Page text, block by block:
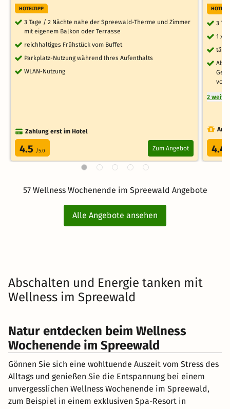
HOTELTIPP
3 Tage / 2 Nächte nahe der Spreewald-Therme und Zimmer
mit eigenem Balkon oder Terrasse
reichhaltiges Frühstück vom Buffet
Parkplatz-Nutzung während Ihres Aufenthalts
WLAN-Nutzung
Zahlung erst im Hotel
4.5 /5.0 Zum Angebot
3
1 x
von
2
4.4
57 Wellness Wochenende im Spreewald Angebote
Alle Angebote ansehen
Abschalten und Energie tanken mit
Wellness im Spreewald
Natur entdecken beim Wellness
Wochenende im Spreewald
Gönnen Sie sich eine wohltuende Auszeit vom Stress des
Alltags und genießen Sie die Entspannung bei einem
unvergesslichen Wellness Wochenende im Spreewald,
zum Beispiel in einem exklusiven Spa-Resort in